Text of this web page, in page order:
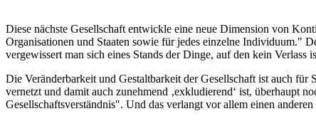
Diese nächste Gesellschaft entwickle eine neue Dimension von
Organisationen und Staaten sowie für jedes einzelne Individuum."
vergewissert man sich eines Stands der Dinge, auf den kein
Die Veränderbarkeit und Gestaltbarkeit der Gesellschaft ist auch
vernetzt und damit auch zunehmend ‚exkludierend‘ ist, überhaupt
Gesellschaftsverständnis". Und das verlangt vor allem einen